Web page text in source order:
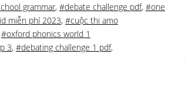
grammar, #debate challenge pdf, #one
miễn phí 2023, #cuộc thi amo
#oxford phonics world 1
3, #debating challenge 1 pdf,